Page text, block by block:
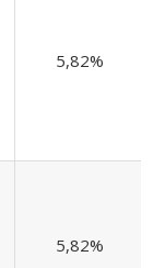
5,82%
5,82%